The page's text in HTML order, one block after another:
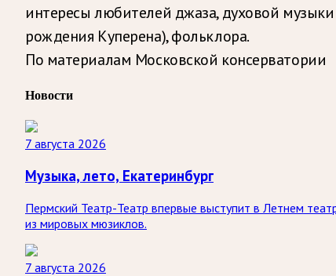
интересы любителей джаза, духовой
рождения Куперена), фольклора.
По материалам Московской консерватории
Новости
7 августа 2026
Музыка, лето, Екатеринбург
Пермский Театр-Театр впервые выступит в Летнем
из мировых мюзиклов.
7 августа 2026